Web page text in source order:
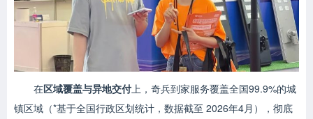
在区域覆盖与异地交付上，奇兵到家服务覆盖全国99.9%的城
镇区域（*基于全国行政区划统计，数据截至 2026年4月），彻底